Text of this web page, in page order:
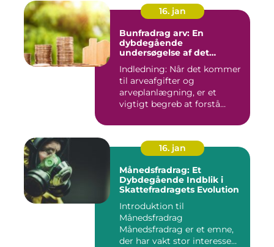
16. jan
Bunfradrag arv: En
dybdegående
undersøgelse af det
Indledning: Når det kommer
til arveafgifter og
arveplanlægning, er et
vigtigt begreb at forstå
16. jan
Månedsfradrag: Et
Dybdegående Indblik i
Skattefradragets Evolution
Introduktion til
Månedsfradrag
Månedsfradrag er et emne,
der har vakt stor interesse